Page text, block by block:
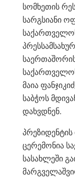
სომხეთის
სარგსიანი
მაია
საბჭოს
დახვდნენ.
ცერემონია
სასახლეში